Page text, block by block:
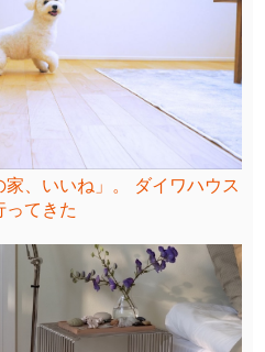
、いいね」。 ダイワハウス
ってきた